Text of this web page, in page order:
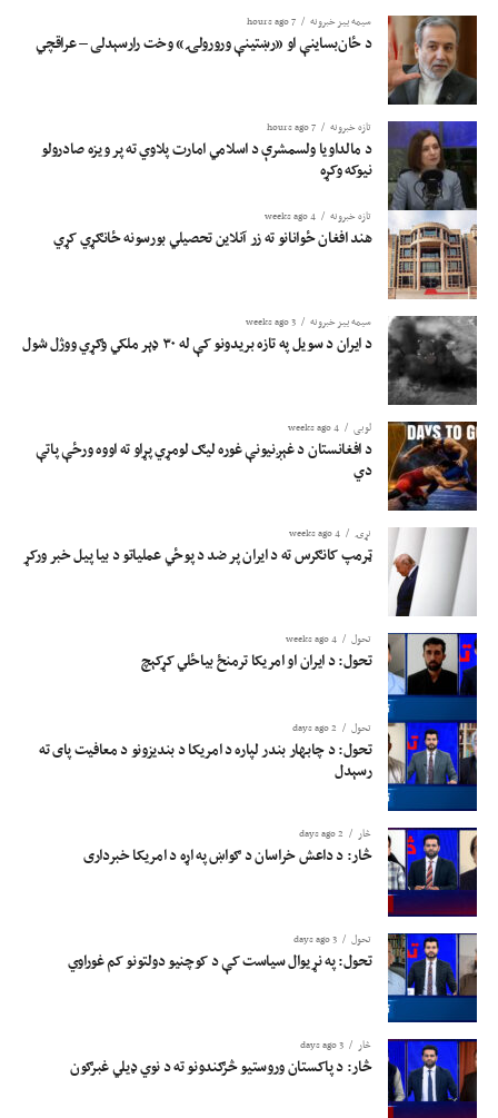
سیمه ییز خبرونه 7 hours ago
د ځان‌بساینې او «رښتینې ورورولۍ» وخت رارسېدلی – عراقچي
تازه خبرونه 7 hours ago
د مالداویا ولسمشرې د اسلامي امارت پلاوي ته پر ویزه صادرولو
نیوکه وکړه
تازه خبرونه 4 weeks ago
هند افغان ځوانانو ته زر آنلاین تحصیلي بورسونه ځانګړي کړي
سیمه ییز خبرونه 3 weeks ago
د ایران د سویل په تازه بریدونو کې له ۳۰ ډېر ملکي وګړي ووژل شول
لوبی 4 weeks ago
د افغانستان د غېږنیونې غوره لیګ لومړي پړاو ته اووه ورځې پاتې
دي
نړۍ 4 weeks ago
ټرمپ کانګرس ته د ایران پر ضد د پوځي عملیاتو د بیا پیل خبر ورکړ
تحول 4 weeks ago
تحول: د ایران او امریکا ترمنځ بیاځلي کړکېچ
تحول 2 days ago
تحول: د چابهار بندر لپاره د امریکا د بندیزونو د معافیت پای ته
رسېدل
څار 2 days ago
څار: د داعش خراسان د ګواښ په اړه د امریکا خبرداری
تحول 3 days ago
تحول: په نړیوال سیاست کې د کوچنیو دولتونو کم غوراوي
څار 3 days ago
څار: د پاکستان وروستیو څرګندونو ته د نوي ډیلي غبرګون